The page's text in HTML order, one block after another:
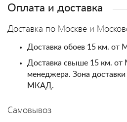
Оплата и доставка
Доставка по Москве и
Доставка обоев 15 км.
Доставка свыше 15 км.
менеджера. Зона
МКАД.
Самовывоз